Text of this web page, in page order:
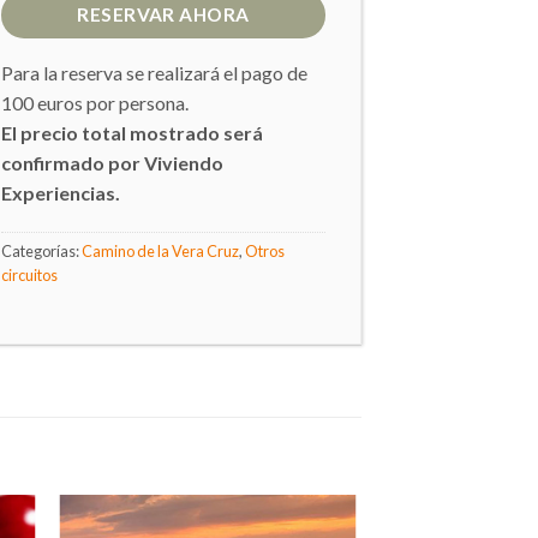
RESERVAR AHORA
Para la reserva se realizará el pago de
100 euros por persona.
El precio total mostrado será
confirmado por Viviendo
Experiencias.
Categorías:Camino de la Vera Cruz,Otros
circuitos